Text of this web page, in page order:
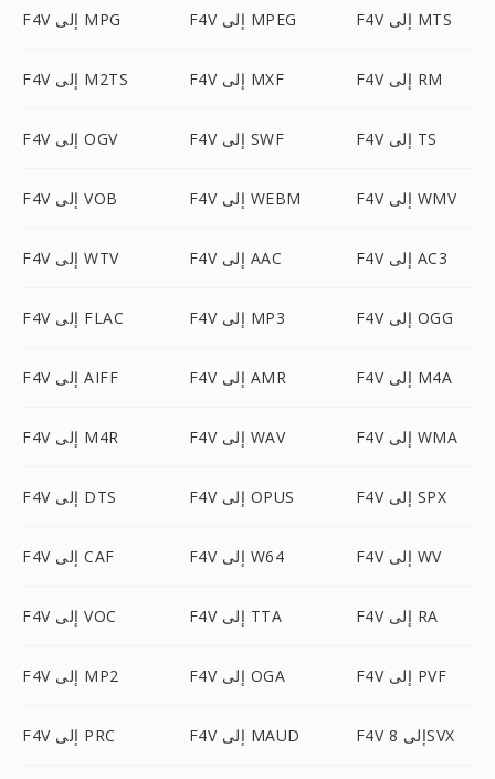
F4V إلى MPG F4V إلى MPEG F4V إلى MTS
F4V إلى M2TS F4V إلى MXF F4V إلى RM
F4V إلى OGV F4V إلى SWF F4V إلى TS
F4V إلى VOB F4V إلى WEBM F4V إلى WMV
F4V إلى WTV F4V إلى AAC F4V إلى AC3
F4V إلى FLAC F4V إلى MP3 F4V إلى OGG
F4V إلى AIFF F4V إلى AMR F4V إلى M4A
F4V إلى M4R F4V إلى WAV F4V إلى WMA
F4V إلى DTS F4V إلى OPUS F4V إلى SPX
F4V إلى CAF F4V إلى W64 F4V إلى WV
F4V إلى VOC F4V إلى TTA F4V إلى RA
F4V إلى MP2 F4V إلى OGA F4V إلى PVF
F4V إلى PRC F4V إلى MAUD F4V إلى 8SVX